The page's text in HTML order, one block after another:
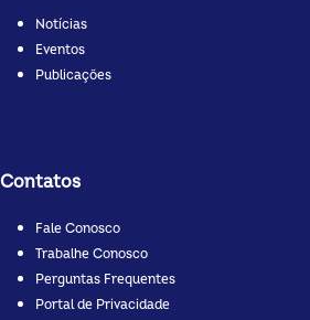
Notícias
Eventos
Publicações
Contatos
Fale Conosco
Trabalhe Conosco
Perguntas Frequentes
Portal de Privacidade